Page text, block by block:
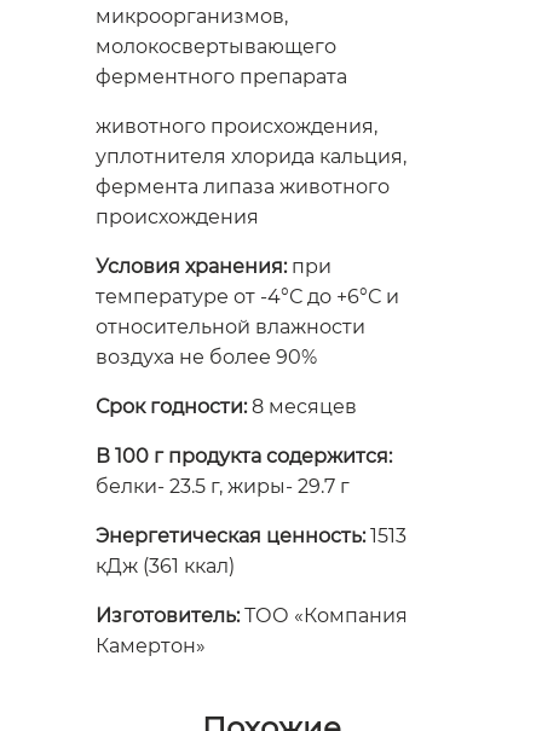
микроорганизмов,
молокосвертывающего
ферментного препарата
животного происхождения,
уплотнителя хлорида кальция,
фермента липаза животного
происхождения
Условия хранения:при
температуре от -4°С до +6°С и
относительной влажности
воздуха не более 90%
Срок годности:8 месяцев
В 100 г продукта содержится:
белки- 23.5 г, жиры- 29.7 г
Энергетическая ценность:1513
кДж (361 ккал)
Изготовитель:ТОО «Компания
Камертон»